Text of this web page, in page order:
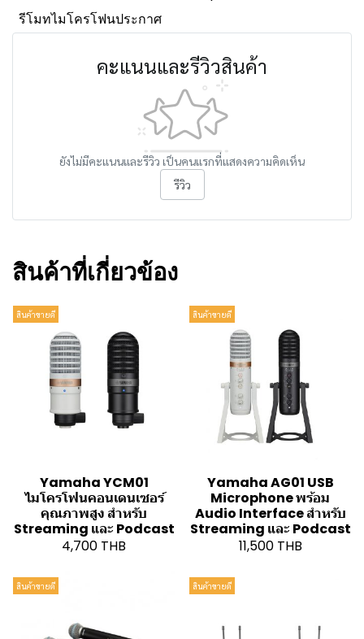
รีโมทไมโครโฟนประกาศ
คะแนนและรีวิวสินค้า
ยังไม่มีคะแนนและรีวิว เป็นคนแรกที่แสดงความคิดเห็น
รีวิว
สินค้าที่เกี่ยวข้อง
สินค้าขายดี
Yamaha YCM01
ไมโครโฟนคอนเดนเซอร์
คุณภาพสูง สำหรับ
Streaming และ Podcast
4,700 THB
สินค้าขายดี
Yamaha AG01 USB
Microphone พร้อม
Audio Interface สำหรับ
Streaming และ Podcast
11,500 THB
สินค้าขายดี สินค้าขายดี